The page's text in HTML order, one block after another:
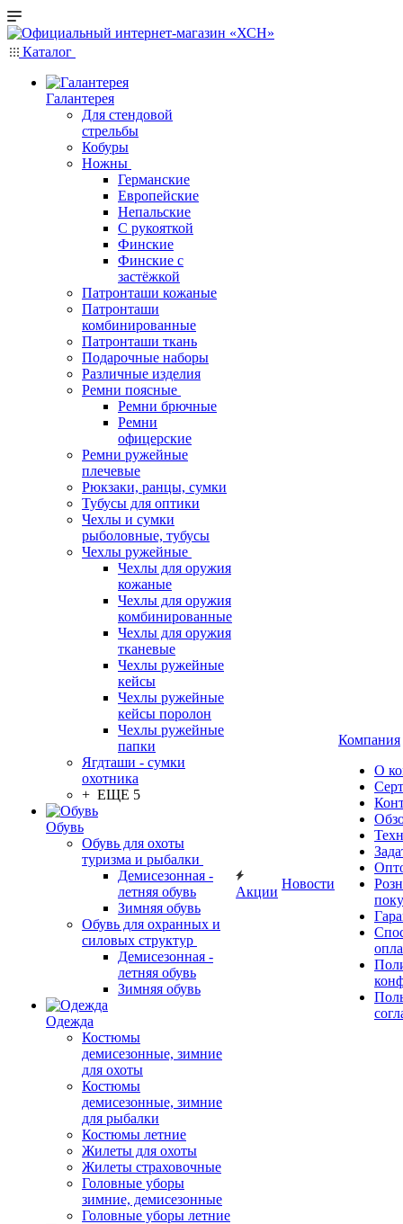
Каталог
Галантерея
Для стендовой
стрельбы
Кобуры
Ножны
Германские
Европейские
Непальские
С рукояткой
Финские
Финские с
застёжкой
Патронташи кожаные
Патронташи
комбинированные
Патронташи ткань
Подарочные наборы
Различные изделия
Ремни поясные
Ремни брючные
Ремни
офицерские
Ремни ружейные
плечевые
Рюкзаки, ранцы, сумки
Тубусы для оптики
Чехлы и сумки
рыболовные, тубусы
Чехлы ружейные
Чехлы для оружия
кожаные
Чехлы для оружия
комбинированные
Чехлы для оружия
тканевые
Чехлы ружейные
кейсы
Чехлы ружейные
кейсы поролон
Чехлы ружейные
папки
Ягдташи - сумки
охотника
+ ЕЩЕ 5
Обувь
Обувь для охоты
туризма и рыбалки
Демисезонная -
летняя обувь
Зимняя обувь
Обувь для охранных и
силовых структур
Демисезонная -
летняя обувь
Зимняя обувь
Одежда
Костюмы
демисезонные, зимние
для охоты
Костюмы
демисезонные, зимние
для рыбалки
Костюмы летние
Жилеты для охоты
Жилеты страховочные
Головные уборы
зимние, демисезонные
Головные уборы летние
Акции
Новости
Компания
О